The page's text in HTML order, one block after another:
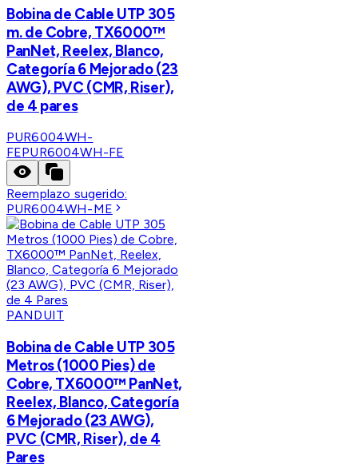
Bobina de Cable UTP 305
m. de Cobre, TX6000™
PanNet, Reelex, Blanco,
Categoría 6 Mejorado (23
AWG), PVC (CMR, Riser),
de 4 pares
PUR6004WH-
FEPUR6004WH-FE
Reemplazo sugerido:
PUR6004WH-ME
PANDUIT
Bobina de Cable UTP 305
Metros (1000 Pies) de
Cobre, TX6000™ PanNet,
Reelex, Blanco, Categoría
6 Mejorado (23 AWG),
PVC (CMR, Riser), de 4
Pares